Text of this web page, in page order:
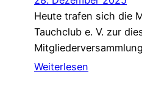
Heute trafen sich die
Tauchclub e. V. zur
Weiterlesen